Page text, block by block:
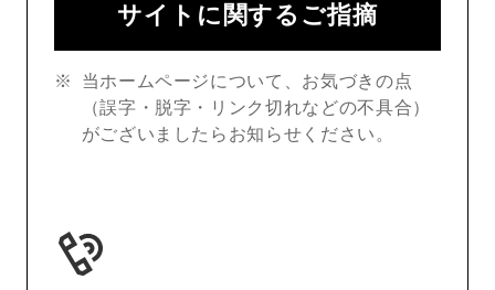
サイトに関するご指摘
当ホームページについて、お気づきの点
（誤字・脱字・リンク切れなどの不具合）
がございましたらお知らせください。